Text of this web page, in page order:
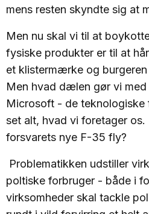
mens resten skyndte sig at
Men nu skal vi til at
fysiske produkter er til at
et klistermærke og
Men hvad dælen gør vi
Microsoft - de teknologiske
set alt, hvad vi foretager
forsvarets nye F-35 fly?
Problematikken udstiller
poltiske forbruger - både i
virksomheder skal tackle